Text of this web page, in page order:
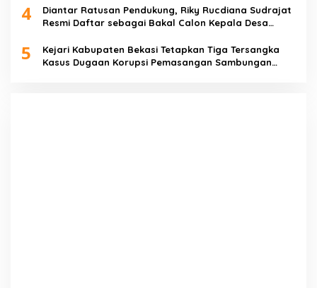
4
Diantar Ratusan Pendukung, Riky Rucdiana Sudrajat
Resmi Daftar sebagai Bakal Calon Kepala Desa
5
Kejari Kabupaten Bekasi Tetapkan Tiga Tersangka
Kasus Dugaan Korupsi Pemasangan Sambungan